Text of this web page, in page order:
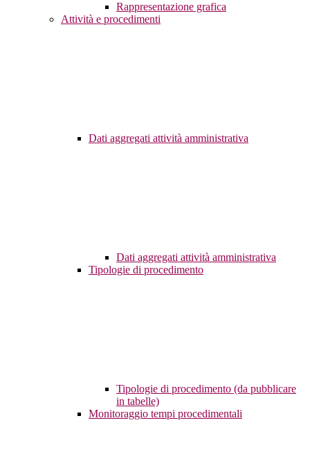
Rappresentazione grafica
Attività e procedimenti
Dati aggregati attività amministrativa
Dati aggregati attività amministrativa
Tipologie di procedimento
Tipologie di procedimento (da pubblicare
in tabelle)
Monitoraggio tempi procedimentali